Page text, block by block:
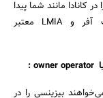
کانادا مانند شما پیدا
نکرده است آن وقت می‌توانید با داشتن جاب آفر و LMIA معتبر
بیزینسی را در